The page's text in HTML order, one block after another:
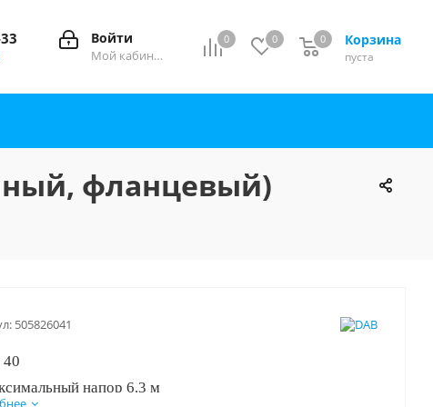
0 0 Корзина
0
пуста
0
Войти
Мой кабинет
фланцевый)
505826041
напор 6.3 м